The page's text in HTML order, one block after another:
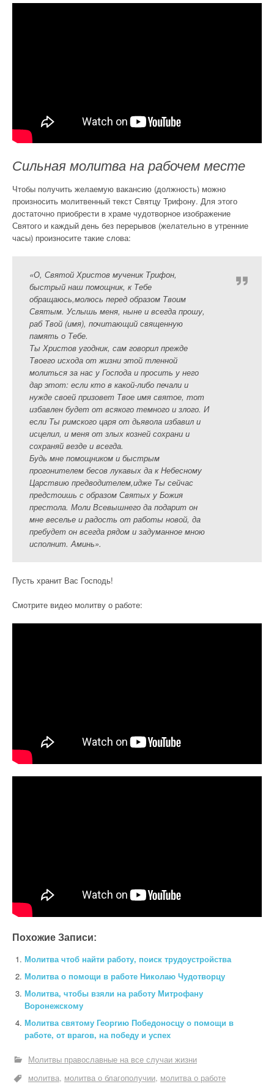
Сильная молитва на рабочем месте
Чтобы получить желаемую вакансию (должность) можно
произносить молитвенный текст Святцу Трифону. Для этого
достаточно приобрести в храме чудотворное изображение
Святого и каждый день без перерывов (желательно в утренние
часы) произносите такие слова:
«О, Святой Христов мученик Трифон,
быстрый наш помощник, к Тебе
обращаюсь,молюсь перед образом Твоим
Святым. Услышь меня, ныне и всегда прошу,
раб Твой (имя), почитающий священную
память о Тебе.
Ты Христов угодник, сам говорил прежде
Твоего исхода от жизни этой тленной
молиться за нас у Господа и просить у него
дар этот: если кто в какой-либо печали и
нужде своей призовет Твое имя святое, тот
избавлен будет от всякого темного и злого. И
если Ты римского царя от дьявола избавил и
исцелил, и меня от злых козней сохрани и
сохраняй везде и всегда.
Будь мне помощником и быстрым
прогонителем бесов лукавых да к Небесному
Царствию предводителем,идже Ты сейчас
предстоишь с образом Святых у Божия
престола. Моли Всевышнего да подарит он
мне веселье и радость от работы новой, да
пребудет он всегда рядом и задуманное мною
исполнит. Аминь».
Пусть хранит Вас Господь!
Смотрите видео молитву о работе:
Похожие Записи:
Молитва чтоб найти работу, поиск трудоустройства
Молитва о помощи в работе Николаю Чудотворцу
Молитва, чтобы взяли на работу Митрофану
Воронежскому
Молитва святому Георгию Победоносцу о помощи в
работе, от врагов, на победу и успех
Молитвы православные на все случаи жизни
молитва молитва о благополучии молитва о работе